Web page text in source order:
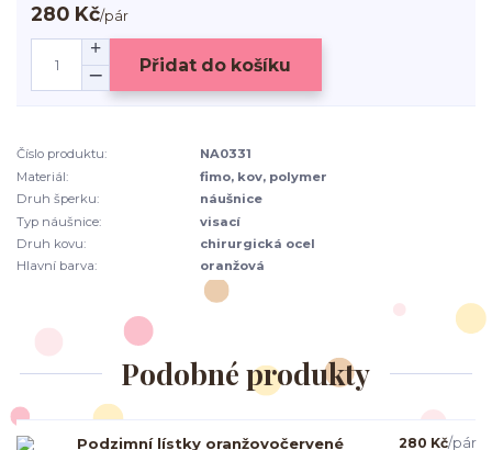
280 Kč/pár
Přidat do košíku
Číslo produktu:
NA0331
Materiál:
fimo, kov, polymer
Druh šperku:
náušnice
Typ náušnice:
visací
Druh kovu:
chirurgická ocel
Hlavní barva:
oranžová
Podobné produkty
Podzimní lístky oranžovočervené
280 Kč/pár